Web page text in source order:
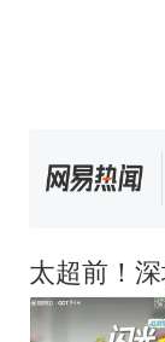
太超前！